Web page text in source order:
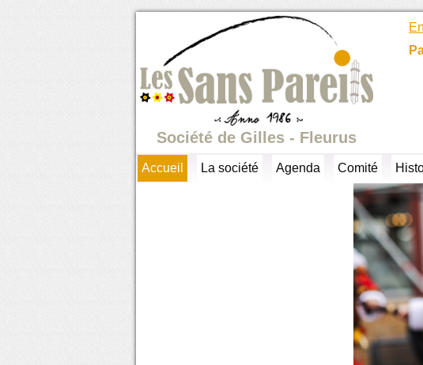
Société de Gilles - Fleurus
Accueil La société Agenda Comité